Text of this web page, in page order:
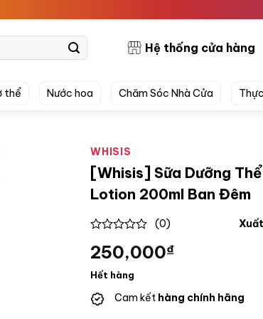
Hệ thống cửa hàng
thể Nước hoa Chăm Sóc Nhà Cửa
WHISIS
[Whisis] Sữa Dưỡng
Lotion 200ml Ban Đêm
out
5
(0)
250,000₫
Hết hàng
Cam kết hàng chính hãng